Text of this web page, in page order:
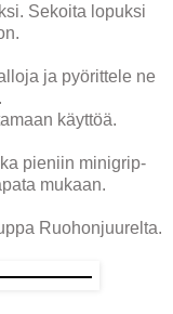
Sekoita lopuksi
ja pyörittele ne
käyttöä.
pieniin minigrip-
mukaan.
Ruohonjuurelta.